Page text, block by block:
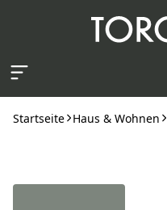
Startseite Haus & Wohnen